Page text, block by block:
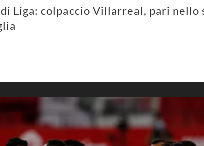
Liga: colpaccio Villarreal, pari nello